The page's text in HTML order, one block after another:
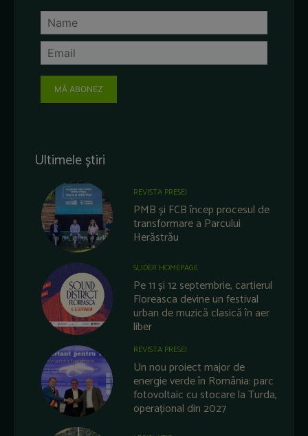
MĂ ABONEZ
Ultimele știri
REVISTA PRESEI
PMB și FCB încep procesul de
transformare a Parcului
Herăstrău
SLIDER HOMEPAGE
Pe 11 și 12 septembrie, cartierul
Floreasca devine un festival
urban de muzică clasică în aer
liber
REVISTA PRESEI
Un nou proiect major de
energie verde în România: parc
fotovoltaic cu stocare la Turda,
operațional din 2027